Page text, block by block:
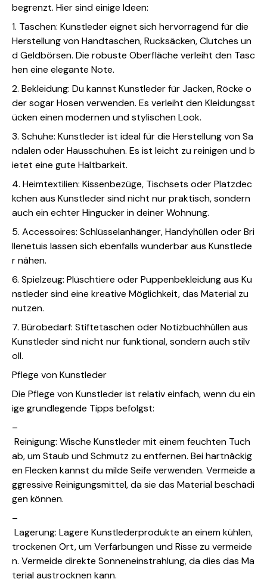
begrenzt. Hier sind einige Ideen:
1. Taschen: Kunstleder eignet sich hervorragend für die
Herstellung von Handtaschen, Rucksäcken, Clutches un
d Geldbörsen. Die robuste Oberfläche verleiht den Tasc
hen eine elegante Note.
2. Bekleidung: Du kannst Kunstleder für Jacken, Röcke o
der sogar Hosen verwenden. Es verleiht den Kleidungsst
ücken einen modernen und stylischen Look.
3. Schuhe: Kunstleder ist ideal für die Herstellung von Sa
ndalen oder Hausschuhen. Es ist leicht zu reinigen und b
ietet eine gute Haltbarkeit.
4. Heimtextilien: Kissenbezüge, Tischsets oder Platzdec
kchen aus Kunstleder sind nicht nur praktisch, sondern
auch ein echter Hingucker in deiner Wohnung.
5. Accessoires: Schlüsselanhänger, Handyhüllen oder Bri
llenetuis lassen sich ebenfalls wunderbar aus Kunstlede
r nähen.
6. Spielzeug: Plüschtiere oder Puppenbekleidung aus Ku
nstleder sind eine kreative Möglichkeit, das Material zu
nutzen.
7. Bürobedarf: Stiftetaschen oder Notizbuchhüllen aus
Kunstleder sind nicht nur funktional, sondern auch stilv
oll.
Pflege von Kunstleder
Die Pflege von Kunstleder ist relativ einfach, wenn du ein
ige grundlegende Tipps befolgst:
–
Reinigung: Wische Kunstleder mit einem feuchten Tuch
ab, um Staub und Schmutz zu entfernen. Bei hartnäckig
en Flecken kannst du milde Seife verwenden. Vermeide a
ggressive Reinigungsmittel, da sie das Material beschädi
gen können.
–
Lagerung: Lagere Kunstlederprodukte an einem kühlen,
trockenen Ort, um Verfärbungen und Risse zu vermeide
n. Vermeide direkte Sonneneinstrahlung, da dies das Ma
terial austrocknen kann.